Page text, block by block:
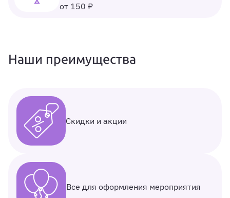
от 150 ₽
Наши преимущества
Скидки и акции
Все для оформления мероприятия